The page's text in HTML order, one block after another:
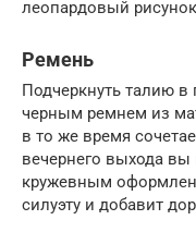
леопардовый
Ремень
Подчеркнуть талию
черным ремнем из
в то же время
вечернего выхода
кружевным
силуэту и добавит